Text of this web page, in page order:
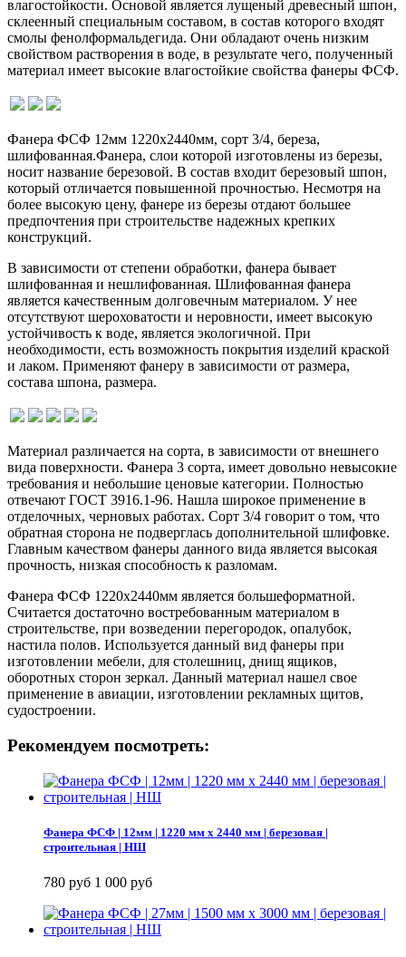
влагостойкости. Основой является лущеный древесный шпон,
склеенный специальным составом, в состав которого входят
смолы фенолформальдегида. Они обладают очень низким
свойством растворения в воде, в результате чего, полученный
материал имеет высокие влагостойкие свойства фанеры ФСФ.
Фанера ФСФ 12мм 1220х2440мм, сорт 3/4, береза,
шлифованная.Фанера, слои которой изготовлены из березы,
носит название березовой. В состав входит березовый шпон,
который отличается повышенной прочностью. Несмотря на
более высокую цену, фанере из березы отдают большее
предпочтения при строительстве надежных крепких
конструкций.
В зависимости от степени обработки, фанера бывает
шлифованная и нешлифованная. Шлифованная фанера
является качественным долговечным материалом. У нее
отсутствуют шероховатости и неровности, имеет высокую
устойчивость к воде, является экологичной. При
необходимости, есть возможность покрытия изделий краской
и лаком. Применяют фанеру в зависимости от размера,
состава шпона, размера.
Материал различается на сорта, в зависимости от внешнего
вида поверхности. Фанера 3 сорта, имеет довольно невысокие
требования и небольшие ценовые категории. Полностью
отвечают ГОСТ 3916.1-96. Нашла широкое применение в
отделочных, черновых работах. Сорт 3/4 говорит о том, что
обратная сторона не подверглась дополнительной шлифовке.
Главным качеством фанеры данного вида является высокая
прочность, низкая способность к разломам.
Фанера ФСФ 1220х2440мм является большеформатной.
Считается достаточно востребованным материалом в
строительстве, при возведении перегородок, опалубок,
настила полов. Используется данный вид фанеры при
изготовлении мебели, для столешниц, днищ ящиков,
оборотных сторон зеркал. Данный материал нашел свое
применение в авиации, изготовлении рекламных щитов,
судостроении.
Рекомендуем посмотреть:
Фанера ФСФ | 12мм | 1220 мм х 2440 мм | березовая |
строительная | НШ
780 руб 1 000 руб